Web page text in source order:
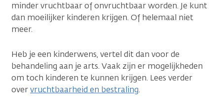
minder vruchtbaar of onvruchtbaar worden. Je kunt
dan moeilijker kinderen krijgen. Of helemaal niet
meer.
Heb je een kinderwens, vertel dit dan voor de
behandeling aan je arts. Vaak zijn er mogelijkheden
om toch kinderen te kunnen krijgen. Lees verder
overvruchtbaarheid en bestraling.